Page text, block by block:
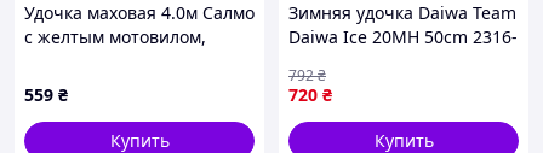
Удочка маховая 4.0м Салмо
с желтым мотовилом,
559 ₴
Купить
Зимняя удочка Daiwa Team
Daiwa Ice 20MH 50cm 2316-
720 ₴
792₴
Купить